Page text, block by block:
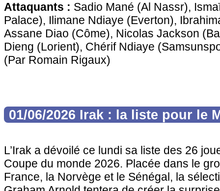
Attaquants : Sadio Mané (Al Nassr),
Palace), Ilimane Ndiaye (Everton),
Assane Diao (Côme), Nicolas Jackson
Dieng (Lorient), Chérif Ndiaye
(Par Romain Rigaux)
01/06/2026 Irak : la liste pour le
L’Irak a dévoilé ce lundi sa liste des 26
Coupe du monde 2026. Placée dans le
France, la Norvège et le Sénégal, la